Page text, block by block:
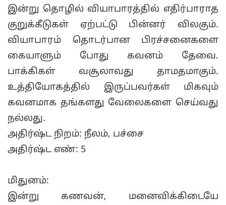
இன்று தொழில் வியாபாரத்தில் எதிர்பாராத
குறுக்கீடுகள் ஏற்பட்டு பின்னர் விலகும்.
வியாபாரம் தொடர்பான பிரச்சனைகளை
கையாளும் போது கவனம் தேவை.
பாக்கிகள் வசூலாவது தாமதமாகும்.
உத்தியோகத்தில் இருப்பவர்கள் மிகவும்
கவனமாக தங்களது வேலைகளை செய்வது
நல்லது.
அதிர்ஷ்ட நிறம்: நீலம், பச்சை
அதிர்ஷ்ட எண்: 5
மிதுனம்:
இன்று கணவன், மனைவிக்கிடையே